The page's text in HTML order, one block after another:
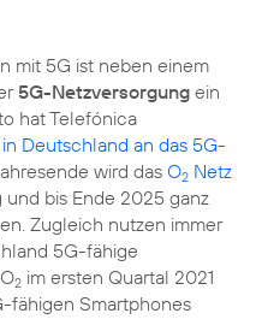
mit 5G ist neben einem
5G-Netzversorgung ein
hat Telefónica
Deutschland an das 5G-
wird das O2 Netz
bis Ende 2025 ganz
Zugleich nutzen immer
5G-fähige
2 im ersten Quartal 2021
fähigen Smartphones